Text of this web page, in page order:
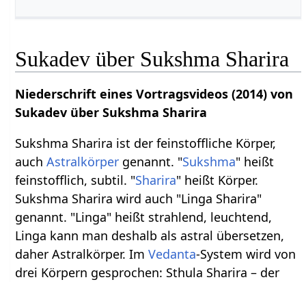
Sukadev über Sukshma Sharira
Niederschrift eines Vortragsvideos (2014) von
Sukadev über Sukshma Sharira
Sukshma Sharira ist der feinstoffliche Körper,
auchAstralkörper genannt. "Sukshma" heißt
feinstofflich, subtil. "Sharira" heißt Körper.
Sukshma Sharira wird auch "Linga Sharira"
genannt. "Linga" heißt strahlend, leuchtend,
Linga kann man deshalb als astral übersetzen,
daher Astralkörper. ImVedanta-System wird von
drei Körpern gesprochen: Sthula Sharira – der